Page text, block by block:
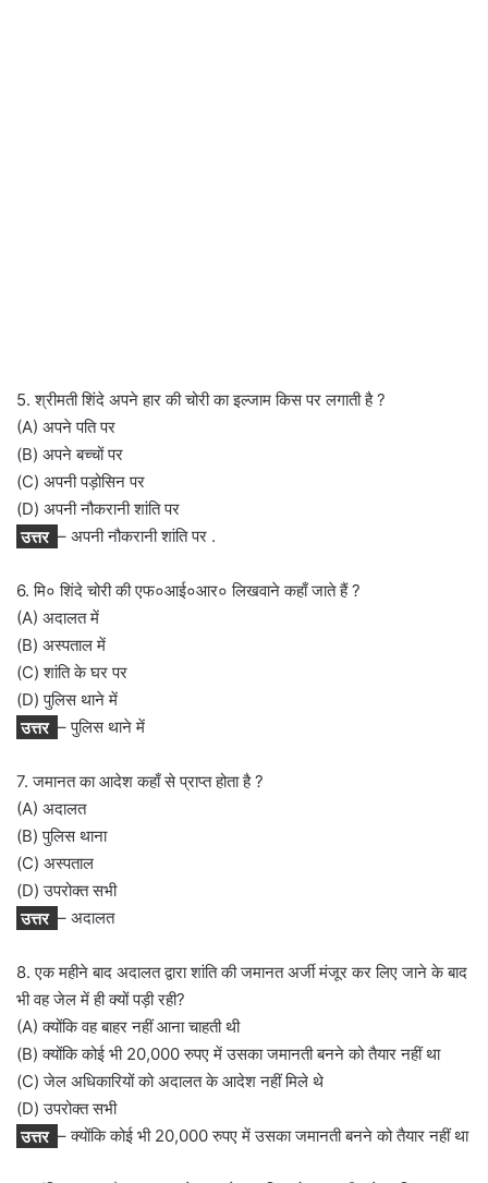
5. श्रीमती शिंदे अपने हार की चोरी का इल्जाम किस पर लगाती है ?
(A) अपने पति पर
(B) अपने बच्चों पर
(C) अपनी पड़ोसिन पर
(D) अपनी नौकरानी शांति पर
उत्तर – अपनी नौकरानी शांति पर .
6. मि० शिंदे चोरी की एफ०आई०आर० लिखवाने कहाँ जाते हैं ?
(A) अदालत में
(B) अस्पताल में
(C) शांति के घर पर
(D) पुलिस थाने में
उत्तर – पुलिस थाने में
7. जमानत का आदेश कहाँ से प्राप्त होता है ?
(A) अदालत
(B) पुलिस थाना
(C) अस्पताल
(D) उपरोक्त सभी
उत्तर – अदालत
8. एक महीने बाद अदालत द्वारा शांति की जमानत अर्जी मंजूर कर लिए जाने के बाद
भी वह जेल में ही क्यों पड़ी रही?
(A) क्योंकि वह बाहर नहीं आना चाहती थी
(B) क्योंकि कोई भी 20,000 रुपए में उसका जमानती बनने को तैयार नहीं था
(C) जेल अधिकारियों को अदालत के आदेश नहीं मिले थे
(D) उपरोक्त सभी
उत्तर – क्योंकि कोई भी 20,000 रुपए में उसका जमानती बनने को तैयार नहीं था